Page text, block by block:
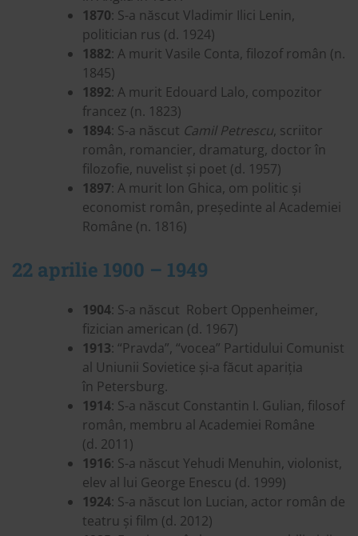
1870: S-a născut Vladimir Ilici Lenin,
politician rus (d. 1924)
1882: A murit Vasile Conta, filozof român (n.
1845)
1892: A murit Edouard Lalo, compozitor
francez (n. 1823)
1894: S-a născut Camil Petrescu, scriitor
român, romancier, dramaturg, doctor în
filozofie, nuvelist și poet (d. 1957)
1897: A murit Ion Ghica, om politic și
economist român, președinte al Academiei
Române (n. 1816)
22 aprilie 1900 – 1949
1904: S-a născut Robert Oppenheimer,
fizician american (d. 1967)
1913: “Pravda”, “vocea” Partidului Comunist
al Uniunii Sovietice și-a făcut apariția
în Petersburg.
1914: S-a născut Constantin I. Gulian, filosof
român, membru al Academiei Române
(d. 2011)
1916: S-a născut Yehudi Menuhin, violonist,
elev al lui George Enescu (d. 1999)
1924: S-a născut Ion Lucian, actor român de
teatru și film (d. 2012)